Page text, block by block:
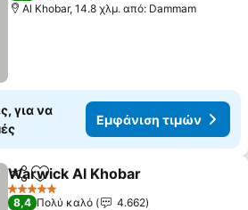
Al Khobar, 14.8 χλμ. από: Dammam
για να
Εμφάνιση τιμών
Κοινοποίηση
Προσθήκη στα αγαπημένα
Warwick Al Khobar
5 Αστέρια
8,4 Πολύ καλό
4.662